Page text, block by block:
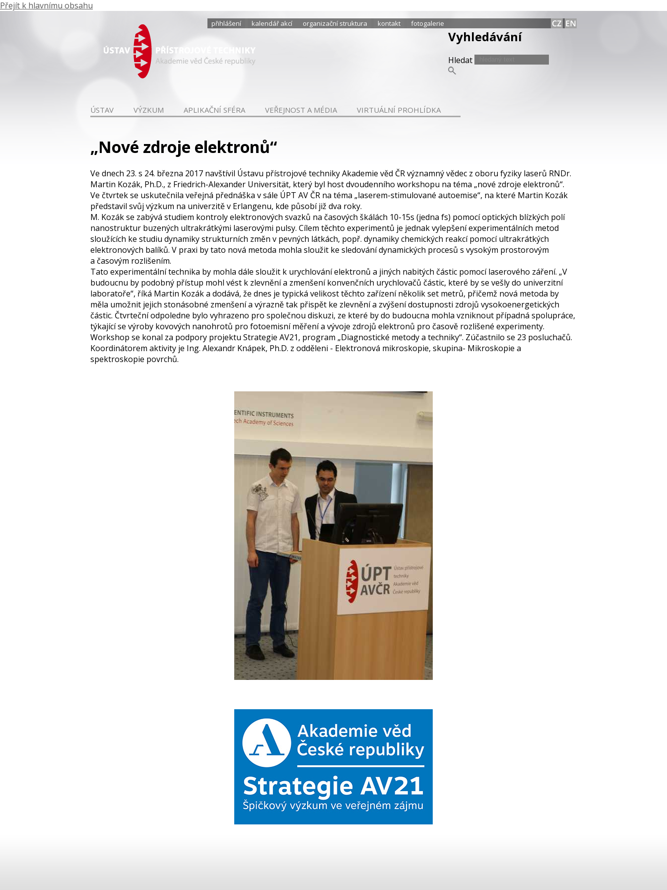
Přejít k hlavnímu obsahu
přihlášení kalendář akcí organizační struktura kontakt fotogalerie
Vyhledávání
Hledat
ÚSTAV VÝZKUM APLIKAČNÍ SFÉRA VEŘEJNOST A MÉDIA VIRTUÁLNÍ PROHLÍDKA
„Nové zdroje elektronů“
Ve dnech 23. s 24. března 2017 navštívil Ústavu přístrojové techniky Akademie věd ČR významný vědec z oboru fyziky laserů RNDr.
Martin Kozák, Ph.D., z Friedrich-Alexander Universität, který byl host dvoudenního workshopu na téma „nové zdroje elektronů“.
Ve čtvrtek se uskutečnila veřejná přednáška v sále ÚPT AV ČR na téma „laserem-stimulované autoemise“, na které Martin Kozák
představil svůj výzkum na univerzitě v Erlangenu, kde působí již dva roky.
M. Kozák se zabývá studiem kontroly elektronových svazků na časových škálách 10-15s (jedna fs) pomocí optických blízkých polí
nanostruktur buzených ultrakrátkými laserovými pulsy. Cílem těchto experimentů je jednak vylepšení experimentálních metod
sloužících ke studiu dynamiky strukturních změn v pevných látkách, popř. dynamiky chemických reakcí pomocí ultrakrátkých
elektronových balíků. V praxi by tato nová metoda mohla sloužit ke sledování dynamických procesů s vysokým prostorovým
a časovým rozlišením.
Tato experimentální technika by mohla dále sloužit k urychlování elektronů a jiných nabitých částic pomocí laserového záření. „V
budoucnu by podobný přístup mohl vést k zlevnění a zmenšení konvenčních urychlovačů částic, které by se vešly do univerzitní
laboratoře“, říká Martin Kozák a dodává, že dnes je typická velikost těchto zařízení několik set metrů, přičemž nová metoda by
měla umožnit jejich stonásobné zmenšení a výrazně tak přispět ke zlevnění a zvýšení dostupnosti zdrojů vysokoenergetických
částic. Čtvrteční odpoledne bylo vyhrazeno pro společnou diskuzi, ze které by do budoucna mohla vzniknout případná spolupráce,
týkající se výroby kovových nanohrotů pro fotoemisní měření a vývoje zdrojů elektronů pro časově rozlišené experimenty.
Workshop se konal za podpory projektu Strategie AV21, program „Diagnostické metody a techniky“. Zúčastnilo se 23 posluchačů.
Koordinátorem aktivity je Ing. Alexandr Knápek, Ph.D. z odděleni - Elektronová mikroskopie, skupina- Mikroskopie a
spektroskopie povrchů.